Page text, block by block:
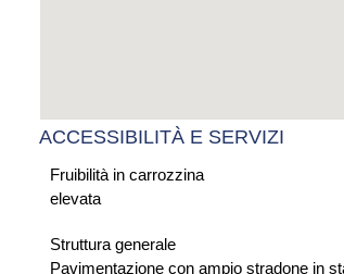
ACCESSIBILITÀ E SERVIZI
Fruibilità in carrozzina
elevata
Struttura generale
Pavimentazione con ampio stradone in